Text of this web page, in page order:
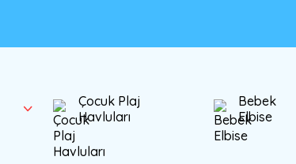
Çocuk Plaj
Havluları
Bebek
Elbise